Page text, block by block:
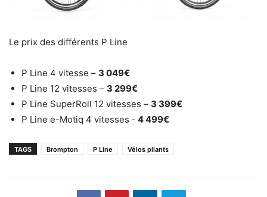
Le prix des différents P Line
P Line 4 vitesse – 3 049€
P Line 12 vitesses – 3 299€
P Line SuperRoll 12 vitesses – 3 399€
P Line e-Motiq 4 vitesses - 4 499€
TAGS Brompton P Line Vélos pliants